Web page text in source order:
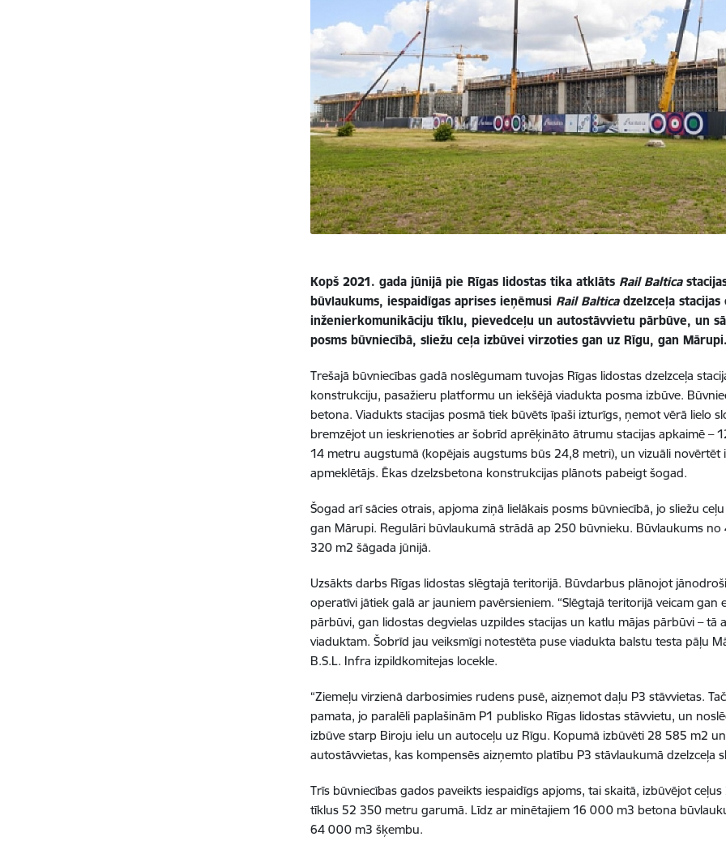
Kopš 2021. gada jūnijā pie Rīgas lidostas tika atklāts Rail Baltica
būvlaukums, iespaidīgas aprises ieņēmusi Rail Balticadzelzceļa stacijas
inženierkomunikāciju tīklu, pievedceļu un autostāvvietu pārbūve, un
posms būvniecībā, sliežu ceļa izbūvei virzoties gan uz Rīgu, gan Mārupi.
Trešajā būvniecības gadā noslēgumam tuvojas Rīgas lidostas dzelzceļa
konstrukciju, pasažieru platformu un iekšējā viadukta posma izbūve.
betona. Viadukts stacijas posmā tiek būvēts īpaši izturīgs, ņemot vērā lielo
bremzējot un ieskrienoties ar šobrīd aprēķināto ātrumu stacijas apkaimē –
14 metru augstumā (kopējais augstums būs 24,8 metri), un vizuāli novērtēt
apmeklētājs. Ēkas dzelzsbetona konstrukcijas plānots pabeigt šogad.
Šogad arī sācies otrais, apjoma ziņā lielākais posms būvniecībā, jo sliežu
gan Mārupi. Regulāri būvlaukumā strādā ap 250 būvnieku. Būvlaukums
320 m2 šāgada jūnijā.
Uzsākts darbs Rīgas lidostas slēgtajā teritorijā. Būvdarbus plānojot
operatīvi jātiek galā ar jauniem pavērsieniem. “Slēgtajā teritorijā veicam
pārbūvi, gan lidostas degvielas uzpildes stacijas un katlu mājas pārbūvi – tā
viaduktam. Šobrīd jau veiksmīgi notestēta puse viadukta balstu testa pāļu
B.S.L. Infra izpildkomitejas locekle.
“Ziemeļu virzienā darbosimies rudens pusē, aizņemot daļu P3 stāvvietas.
pamata, jo paralēli paplašinām P1 publisko Rīgas lidostas stāvvietu, un
izbūve starp Biroju ielu un autoceļu uz Rīgu. Kopumā izbūvēti 28 585 m2
autostāvvietas, kas kompensēs aizņemto platību P3 stāvlaukumā dzelzceļa
Trīs būvniecības gados paveikts iespaidīgs apjoms, tai skaitā, izbūvējot
tīklus 52 350 metru garumā. Līdz ar minētajiem 16 000 m3 betona
64 000 m3 šķembu.